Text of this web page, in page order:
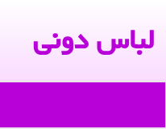
لباس دونی